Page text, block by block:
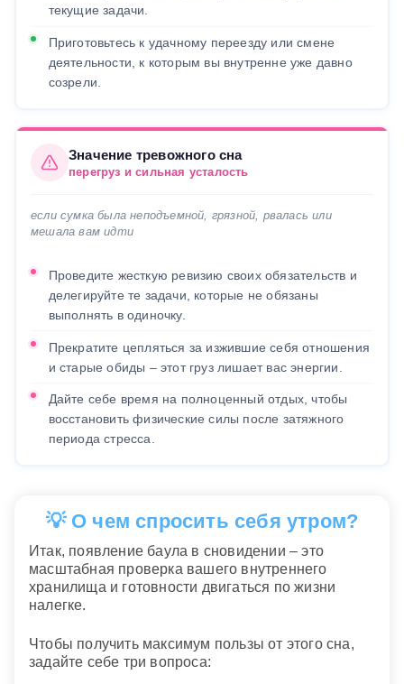
текущие задачи.
Приготовьтесь к удачному переезду или смене
деятельности, к которым вы внутренне уже давно
созрели.
Значение тревожного сна
перегруз и сильная усталость
если сумка была неподъемной, грязной, рвалась или
мешала вам идти
Проведите жесткую ревизию своих обязательств и
делегируйте те задачи, которые не обязаны
выполнять в одиночку.
Прекратите цепляться за изжившие себя отношения
и старые обиды – этот груз лишает вас энергии.
Дайте себе время на полноценный отдых, чтобы
восстановить физические силы после затяжного
периода стресса.
💡 О чем спросить себя утром?
Итак, появление баула в сновидении – это
масштабная проверка вашего внутреннего
хранилища и готовности двигаться по жизни
налегке.
Чтобы получить максимум пользы от этого сна,
задайте себе три вопроса: